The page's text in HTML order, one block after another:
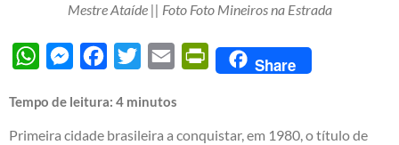
Mestre Ataíde || Foto Foto Mineiros na Estrada
WhatsAppMessengerFacebook
Twitter Email PrintFriendly
Share
Tempo de leitura: 4 minutos
Primeira cidade brasileira a conquistar, em 1980, o título de